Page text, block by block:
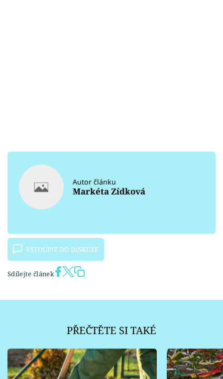
Autor článku
Markéta Zídková
VSTOUPIT DO DISKUZE
Sdílejte článek
PŘEČTĚTE SI TAKÉ